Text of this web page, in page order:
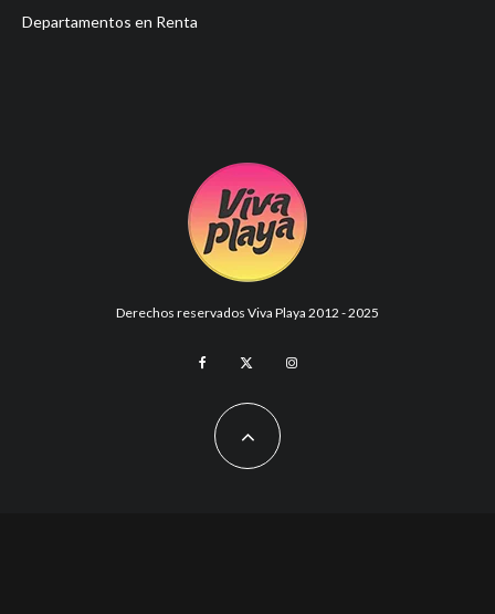
Departamentos en Renta
Derechos reservados Viva Playa 2012 - 2025